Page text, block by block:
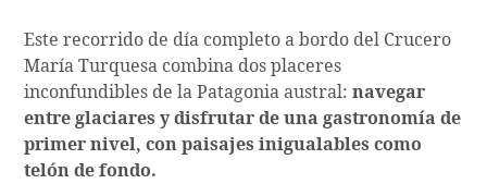
Este recorrido de día completo a bordo del Crucero
María Turquesa combina dos placeres
inconfundibles de la Patagonia austral:navegar
entre glaciares y disfrutar de una gastronomía de
primer nivel, con paisajes inigualables como
telón de fondo.